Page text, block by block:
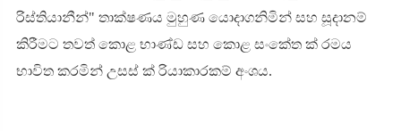
රිස්තියානීන්" තාක්ෂණය මුහුණ යොදාගනිමින් සහ සූදානම්
කිරීමට තවත් කොළ භාණ්ඩ සහ කොළ සංකේත ක් රමය
භාවිත කරමින් උසස් ක් රියාකාරකම් අංශය.